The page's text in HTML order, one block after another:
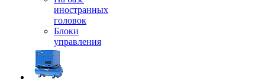
иностранных
головок
Блоки
управления